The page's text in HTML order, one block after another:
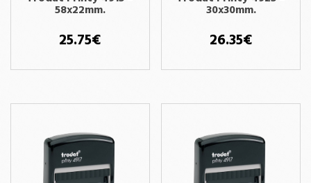
58x22mm.
25.75€
30x30mm.
26.35€